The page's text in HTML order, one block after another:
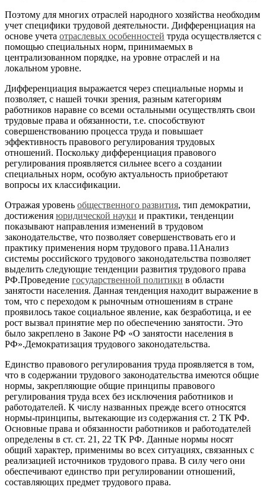
Поэтому для многих отраслей народного хозяйства необходим
учет специфики трудовой деятельности. Дифференциация на
основе учета отраслевых особенностей труда осуществляется с
помощью специальных норм, принимаемых в
централизованном порядке, на уровне отраслей и на
локальном уровне.
Дифференциация выражается через специальные нормы и
позволяет, с нашей точки зрения, разным категориям
работников наравне со всеми остальными осуществлять свои
трудовые права и обязанности, т.е. способствуют
совершенствованию процесса труда и повышает
эффективность правового регулирования трудовых
отношений. Поскольку дифференциация правового
регулирования проявляется сильнее всего а создании
специальных норм, особую актуальность приобретают
вопросы их классификации.
Отражая уровень общественного развития, тип демократии,
достижения юридической науки и практики, тенденции
показывают направления изменений в трудовом
законодательстве, что позволяет совершенствовать его и
практику применения норм трудового права.11Анализ
системы российского трудового законодательства позволяет
выделить следующие тенденции развития трудового права
РФ.Проведение государственной политики в области
занятости населения. Данная тенденция находит выражение в
том, что с переходом к рыночным отношениям в стране
проявилось такое социальное явление, как безработица, и ее
рост вызвал принятие мер по обеспечению занятости. Это
было закреплено в Законе РФ «О занятости населения в
РФ».Демократизация трудового законодательства.
Единство правового регулирования труда проявляется в том,
что в содержании трудового законодательства имеются общие
нормы, закрепляющие общие принципы правового
регулирования труда всех без исключения работников и
работодателей. К числу названных прежде всего относятся
нормы-принципы, вытекающие из содержания ст. 2 ТК РФ.
Основные права и обязанности работников и работодателей
определены в ст. ст. 21, 22 ТК РФ. Данные нормы носят
общий характер, применимы во всех ситуациях, связанных с
реализацией источников трудового права. В силу чего они
обеспечивают единство при регулировании отношений,
составляющих предмет трудового права.